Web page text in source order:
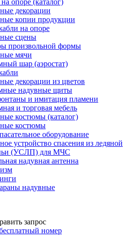
декорации
копии продукции
на опоре
сцены
произвольной формы
мячи
шар (аэростат)
декорации из цветов
надувные щиты
и имитация пламени
и торговая мебель
костюмы (каталог)
костюмы
оборудование
устройство спасения из ледяной
(УСЛП) для МЧС
надувная антенна
надувные
запрос
номер